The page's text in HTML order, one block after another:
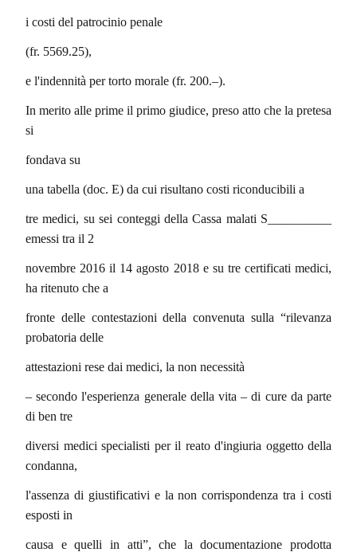
i costi del patrocinio penale
(fr. 5569.25),
e l'indennità per torto morale (fr. 200.–).
In merito alle prime il primo giudice, preso atto che la pretesa
si
fondava su
una tabella (doc. E) da cui risultano costi riconducibili a
tre medici, su sei conteggi della Cassa malati S__________
emessi tra il 2
novembre 2016 il 14 agosto 2018 e su tre certificati medici,
ha ritenuto che a
fronte delle contestazioni della convenuta sulla “rilevanza
probatoria delle
attestazioni rese dai medici, la non necessità
– secondo l'esperienza generale della vita – di cure da parte
di ben tre
diversi medici specialisti per il reato d'ingiuria oggetto della
condanna,
l'assenza di giustificativi e la non corrispondenza tra i costi
esposti in
causa e quelli in atti”, che la documentazione prodotta